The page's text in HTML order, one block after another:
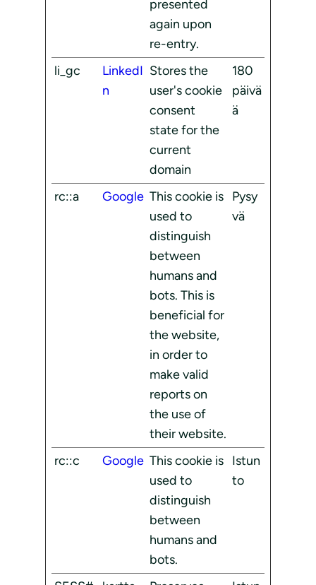
presented
again upon
re-entry.
li_gc
LinkedI
n
Stores the
user's cookie
consent
state for the
current
domain
180
päivä
ä
rc::a Google This cookie is
used to
distinguish
between
humans and
bots. This is
beneficial for
the website,
in order to
make valid
reports on
the use of
their website.
Pysy
vä
rc::c Google This cookie is
used to
distinguish
between
humans and
bots.
Istun
to